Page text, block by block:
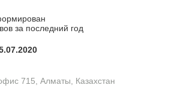
за последний год
715, Алматы, Казахстан